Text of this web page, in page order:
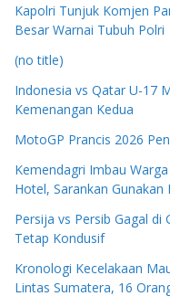
Kapolri Tunjuk Komjen
Besar Warnai Tubuh Polri
(no title)
Indonesia vs Qatar U-17
Kemenangan Kedua
MotoGP Prancis 2026
Kemendagri Imbau
Hotel, Sarankan
Persija vs Persib Gagal di
Tetap Kondusif
Kronologi Kecelakaan
Lintas Sumatera, 16